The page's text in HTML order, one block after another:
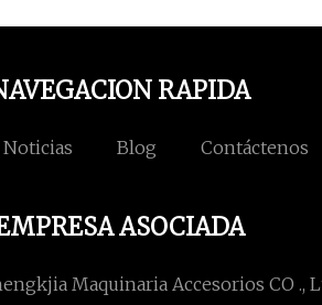
RAPIDA
Noticias Blog Contáctenos
ASOCIADA
Maquinaria Accesorios CO .,